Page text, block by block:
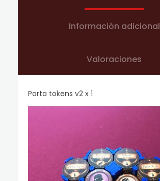
Información adicional
Valoraciones
Porta tokens v2 x 1